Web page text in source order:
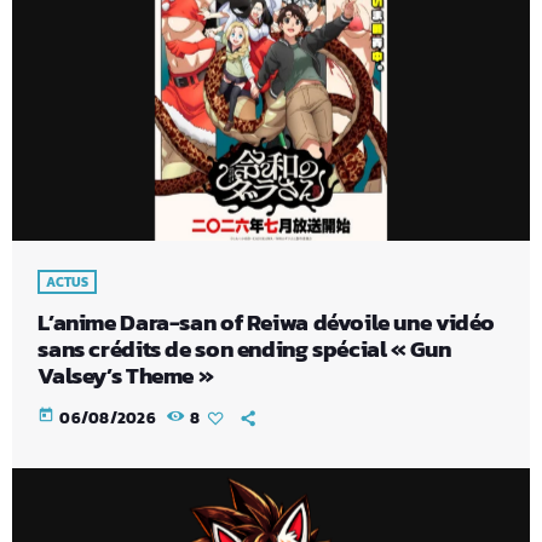
ACTUS
L’anime Dara-san of Reiwa dévoile une vidéo
sans crédits de son ending spécial « Gun
Valsey’s Theme »
today 06/08/2026 8